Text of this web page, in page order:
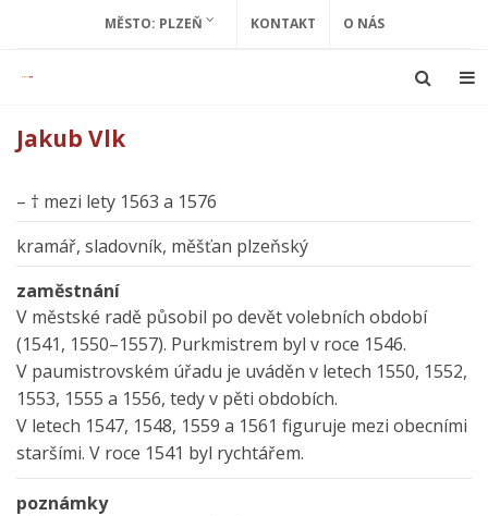
MĚSTO: PLZEŇ KONTAKT O NÁS
Jakub Vlk
– † mezi lety 1563 a 1576
kramář, sladovník, měšťan plzeňský
zaměstnání
V městské radě působil po devět volebních období
(1541, 1550–1557). Purkmistrem byl v roce 1546.
V paumistrovském úřadu je uváděn v letech 1550, 1552,
1553, 1555 a 1556, tedy v pěti obdobích.
V letech 1547, 1548, 1559 a 1561 figuruje mezi obecními
staršími. V roce 1541 byl rychtářem.
poznámky